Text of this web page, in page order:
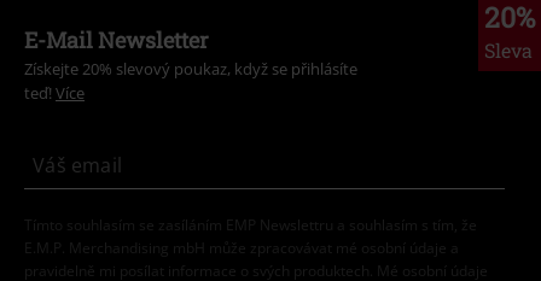
%
Značky Oblečení Trička a topy
Značky Ženy
Oblečení & doplňky Topy Trička
Oblečení Trička a topy